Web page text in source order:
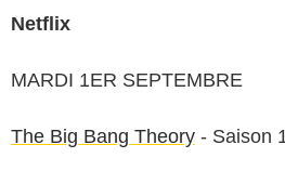
Netflix
MARDI 1ER SEPTEMBRE
The Big Bang Theory - Saison